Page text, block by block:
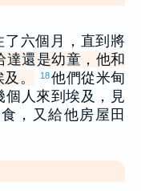
六個月，直到將
達還是幼童，他和
。
18他們從米甸
個人來到埃及，見
，又給他房屋田